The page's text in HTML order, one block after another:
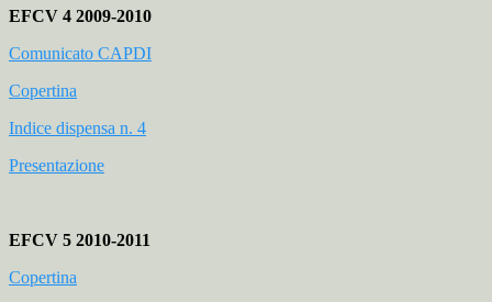
EFCV 4 2009-2010
Comunicato CAPDI
Copertina
Indice dispensa n. 4
Presentazione
EFCV 5 2010-2011
Copertina